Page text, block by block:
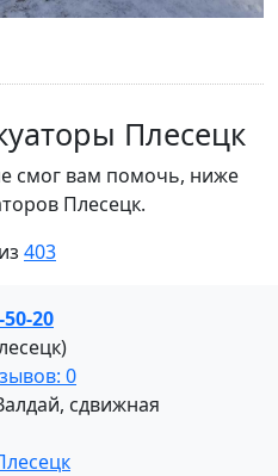
Плесецк
смог вам помочь, ниже
Плесецк.
403
50-20
0
сдвижная